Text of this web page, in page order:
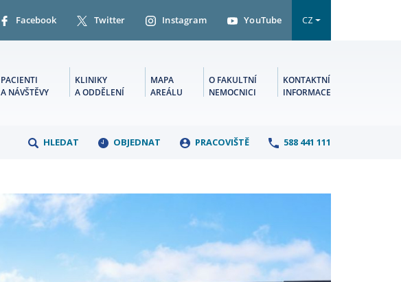
Facebook Twitter Instagram YouTube CZ
PACIENTI
A NÁVŠTĚVY
KLINIKY
A ODDĚLENÍ
MAPA
AREÁLU
O FAKULTNÍ
NEMOCNICI
KONTAKTNÍ
INFORMACE
HLEDAT OBJEDNAT PRACOVIŠTĚ 588 441 111